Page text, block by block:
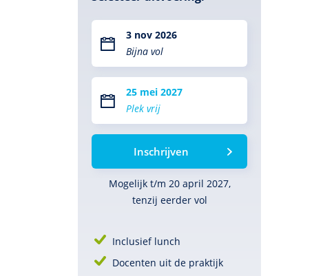
3 nov 2026
Bijna vol
25 mei 2027
Plek vrij
Inschrijven
Mogelijk t/m 20 april 2027,
tenzij eerder vol
Inclusief lunch
Docenten uit de praktijk